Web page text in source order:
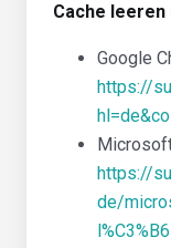
Cache
Google
https://
https://
de/